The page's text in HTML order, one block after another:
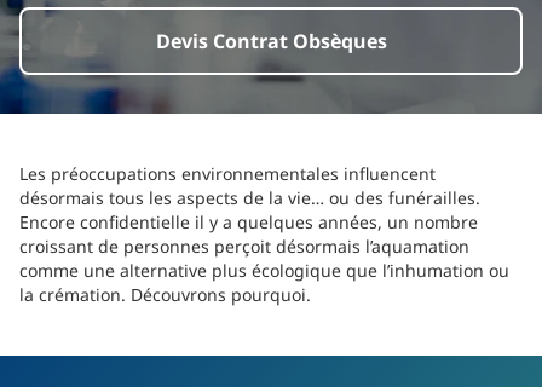
Devis Contrat Obsèques
Les préoccupations environnementales influencent
désormais tous les aspects de la vie… ou des funérailles.
Encore confidentielle il y a quelques années, un nombre
croissant de personnes perçoit désormais l’aquamation
comme une alternative plus écologique que l’inhumation ou
la crémation. Découvrons pourquoi.